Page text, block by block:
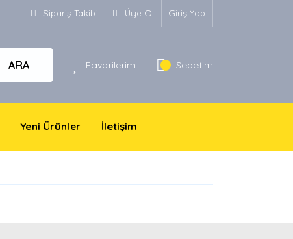
Sipariş Takibi Üye Ol Giriş Yap
ARA Favorilerim Sepetim
Yeni Ürünler İletişim